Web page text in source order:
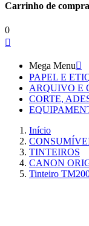
Carrinho de
0

Mega Menu
PAPEL E
ARQUIVO E
CORTE,
Início
TINTEIROS
CANON
Tinteiro